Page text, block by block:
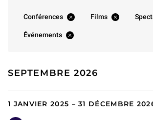
Conférences Films
Événements
SEPTEMBRE 2026
1 JANVIER 2025 – 31 DÉCEMBRE